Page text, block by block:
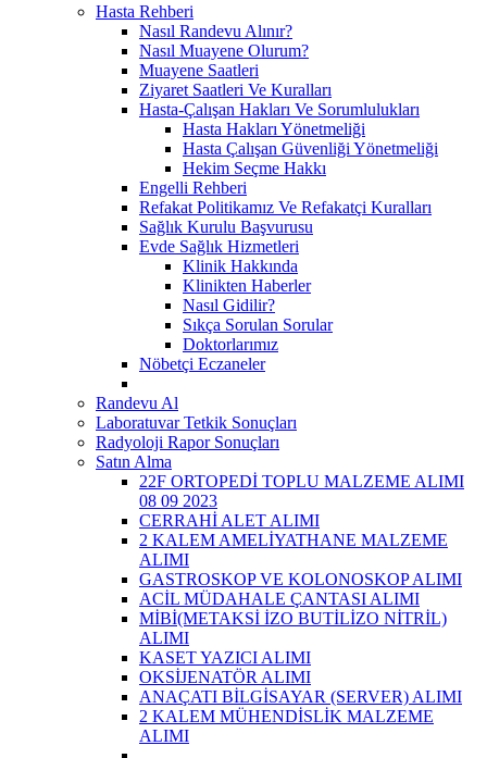
Hasta Rehberi
Nasıl Randevu Alınır?
Nasıl Muayene Olurum?
Muayene Saatleri
Ziyaret Saatleri Ve Kuralları
Hasta-Çalışan Hakları Ve Sorumlulukları
Hasta Hakları Yönetmeliği
Hasta Çalışan Güvenliği Yönetmeliği
Hekim Seçme Hakkı
Engelli Rehberi
Refakat Politikamız Ve Refakatçi Kuralları
Sağlık Kurulu Başvurusu
Evde Sağlık Hizmetleri
Klinik Hakkında
Klinikten Haberler
Nasıl Gidilir?
Sıkça Sorulan Sorular
Doktorlarımız
Nöbetçi Eczaneler
Randevu Al
Laboratuvar Tetkik Sonuçları
Radyoloji Rapor Sonuçları
Satın Alma
22F ORTOPEDİ TOPLU MALZEME ALIMI
08 09 2023
CERRAHİ ALET ALIMI
2 KALEM AMELİYATHANE MALZEME
ALIMI
GASTROSKOP VE KOLONOSKOP ALIMI
ACİL MÜDAHALE ÇANTASI ALIMI
MİBİ(METAKSİ İZO BUTİLİZO NİTRİL)
ALIMI
KASET YAZICI ALIMI
OKSİJENATÖR ALIMI
ANAÇATI BİLGİSAYAR (SERVER) ALIMI
2 KALEM MÜHENDİSLİK MALZEME
ALIMI